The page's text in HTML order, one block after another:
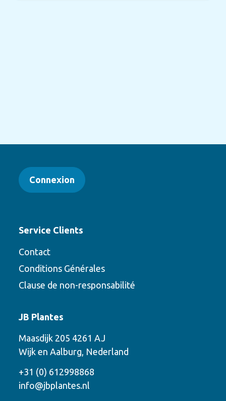
options suivantes
Connexion
Service Clients
Contact
Conditions Générales
Clause de non-responsabilité
JB Plantes
Maasdijk 205 4261 AJ
Wijk en Aalburg, Nederland
+31 (0) 612998868
info@jbplantes.nl